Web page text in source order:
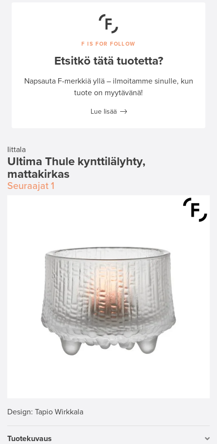
Iittala
Ultima Thule kynttilälyhty,
mattakirkas
Seuraajat 1
Design: Tapio Wirkkala
Tuotekuvaus
F IS FOR FOLLOW
Etsitkö tätä tuotetta?
Napsauta F-merkkiä yllä – ilmoitamme sinulle, kun
tuote on myytävänä!
Lue lisää